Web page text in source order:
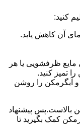
کنید:
آن کاهش یابد.
مایع ظرفشویی یا هر
تمیز کنید.
آبگرمکن را روشن
بالاست.پس پیشنهاد
کمک بگیرید تا